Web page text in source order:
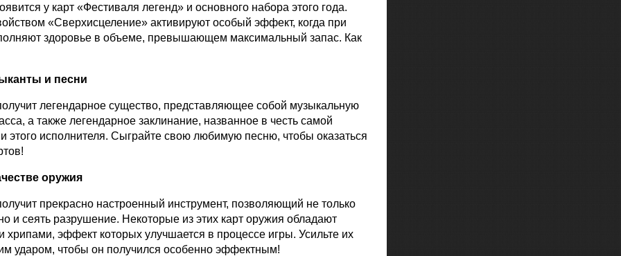
у карт «Фестиваля легенд» и основного набора этого года.
«Сверхисцеление» активируют особый эффект, когда при
здоровье в объеме, превышающем максимальный запас. Как
и песни
легендарное существо, представляющее собой музыкальную
а также легендарное заклинание, названное в честь самой
этого исполнителя. Сыграйте свою любимую песню, чтобы оказаться
оружия
прекрасно настроенный инструмент, позволяющий не только
и сеять разрушение. Некоторые из этих карт оружия обладают
хрипами, эффект которых улучшается в процессе игры. Усильте их
ударом, чтобы он получился особенно эффектным!